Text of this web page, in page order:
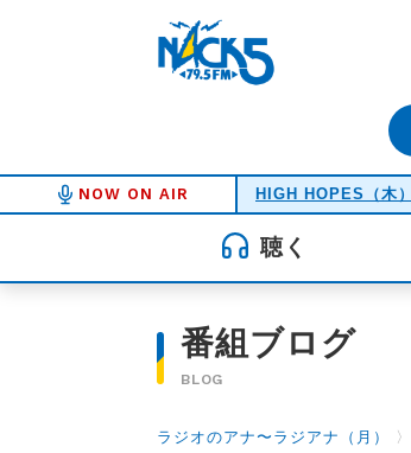
NOW ON AIR HIGH HOPES（木）
聴く
番組ブログ
BLOG
ラジオのアナ〜ラジアナ（月） 〉